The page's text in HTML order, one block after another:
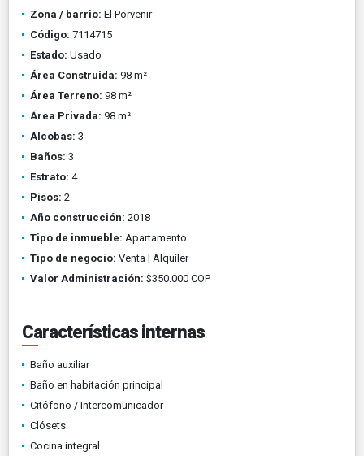
Zona / barrio: El Porvenir
Código: 7114715
Estado: Usado
Área Construida: 98 m²
Área Terreno: 98 m²
Área Privada: 98 m²
Alcobas: 3
Baños: 3
Estrato: 4
Pisos: 2
Año construcción: 2018
Tipo de inmueble: Apartamento
Tipo de negocio: Venta | Alquiler
Valor Administración: $350.000 COP
Características internas
Baño auxiliar
Baño en habitación principal
Citófono / Intercomunicador
Clósets
Cocina integral